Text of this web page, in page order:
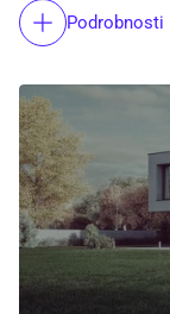
Podrobnosti